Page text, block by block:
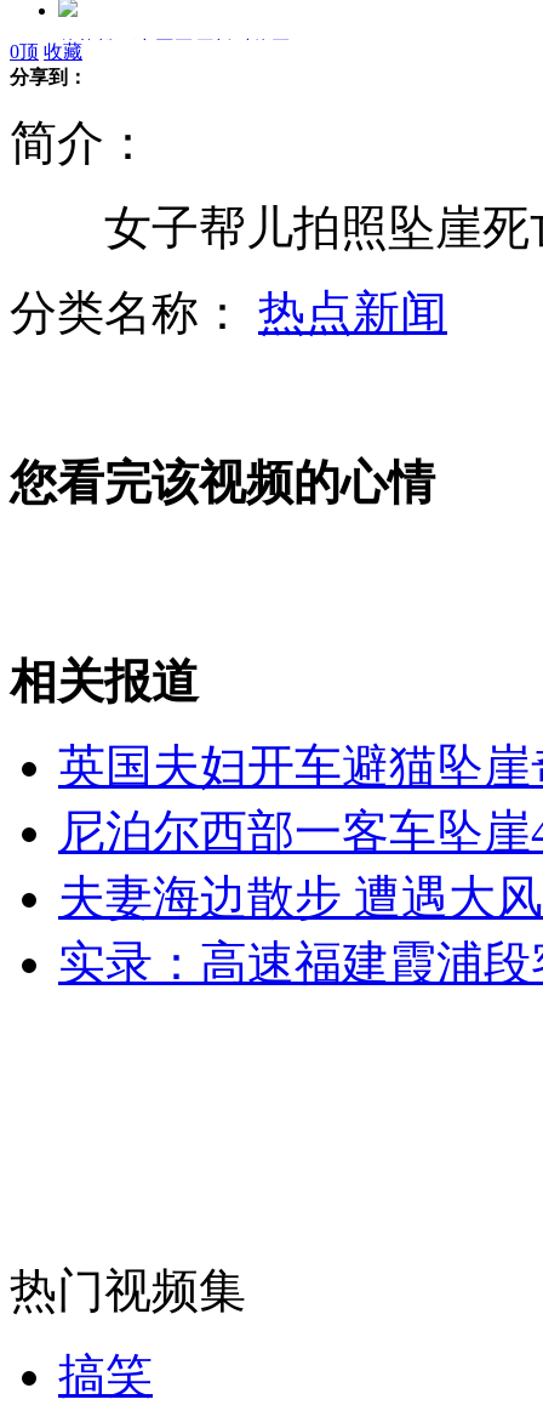
佳能松下中国工厂暂时停工
男子卖百万宝马车换清朝黄马褂
15岁新生因无法天天洗澡 选择退学
7岁男孩展神力 连做4000个俯卧撑
女孩北京地铁殴打老人 痛下狠手拳打脚踢
外交部：反对强权政治霸凌主义
外交部：有关国家言论片面不公正
安徽一实载49人客车翻车
0顶 收藏
分享到：
简介：
女子帮儿拍照坠崖死
分类名称： 热点新闻
您看完该视频的心情
相关报道
英国夫妇开车避猫坠
尼泊尔西部一客车坠
夫妻海边散步 遭遇大
实录：高速福建霞浦
热门视频集
搞笑